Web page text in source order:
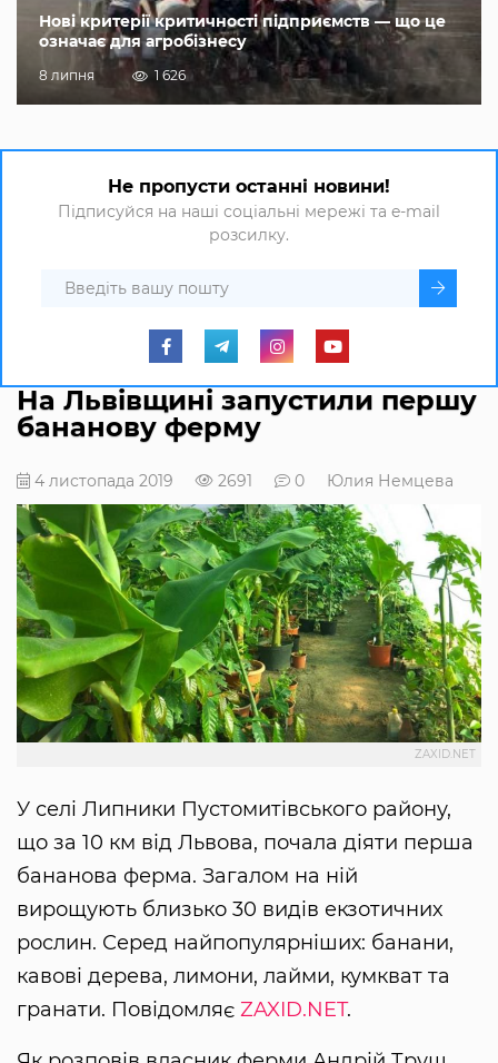
Нові критерії критичності підприємств — що це
означає для агробізнесу
8 липня 1 626
Не пропусти останні новини!
Підписуйся на наші соціальні мережі та e-mail
розсилку.
На Львівщині запустили першу
бананову ферму
4 листопада 2019 2691 0 Юлия Немцева
ZAXID.NET
У селі Липники Пустомитівського району,
що за 10 км від Львова, почала діяти перша
бананова ферма. Загалом на ній
вирощують близько 30 видів екзотичних
рослин. Серед найпопулярніших: банани,
кавові дерева, лимони, лайми, кумкват та
гранати. Повідомляє ZAXID.NET.